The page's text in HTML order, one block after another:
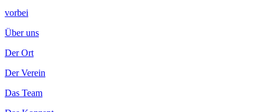
vorbei
Über uns
Der Ort
Der Verein
Das Team